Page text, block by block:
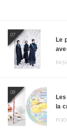
07
Le
08
la